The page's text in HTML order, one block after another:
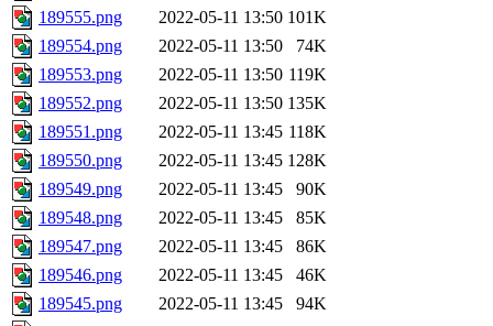
189555.png
2022-05-11 13:50 101K
189554.png
2022-05-11 13:50
74K
189553.png
2022-05-11 13:50 119K
189552.png
2022-05-11 13:50 135K
189551.png
2022-05-11 13:45 118K
189550.png
2022-05-11 13:45 128K
189549.png
2022-05-11 13:45
90K
189548.png
2022-05-11 13:45
85K
189547.png
2022-05-11 13:45
86K
189546.png
2022-05-11 13:45
46K
189545.png
2022-05-11 13:45
94K